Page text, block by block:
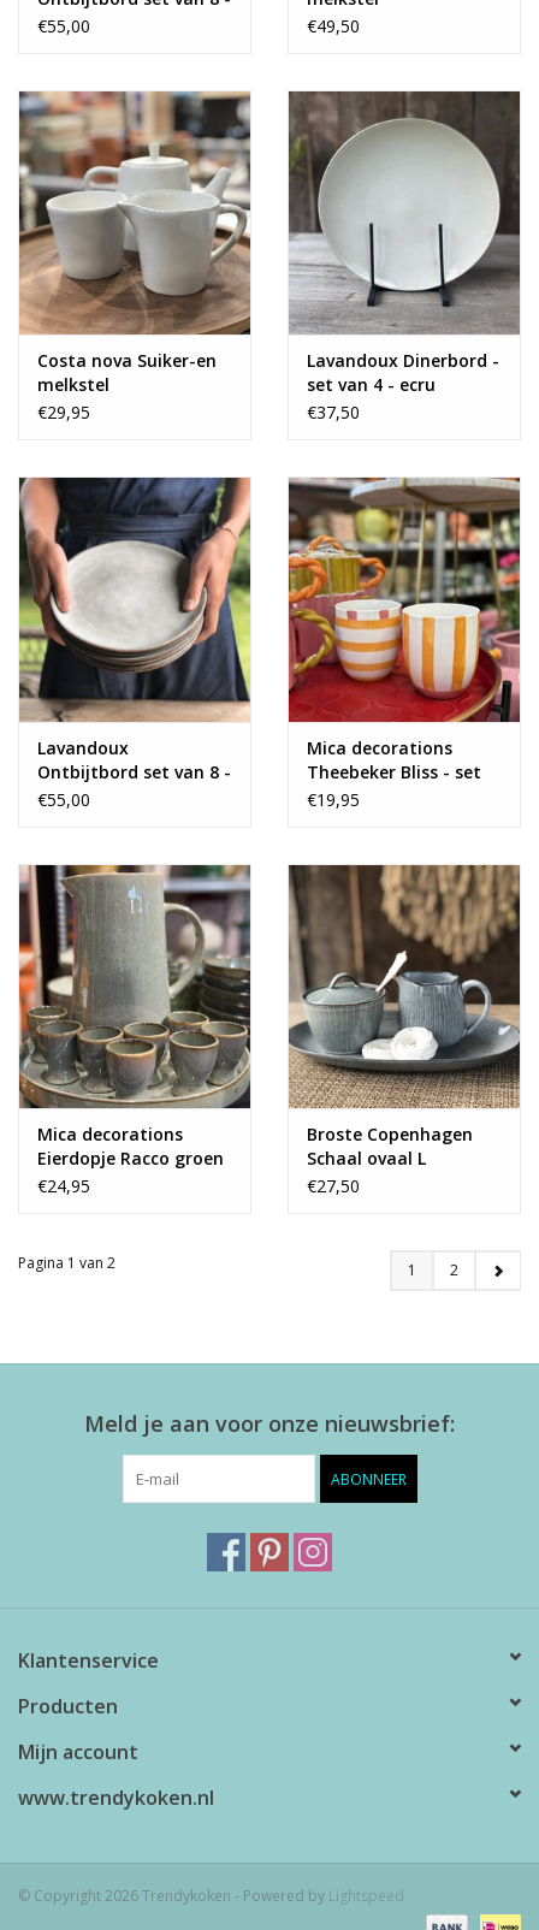
grijs
€55,00
€49,50
Costa nova Suiker-en
melkstel
€29,95
Lavandoux Dinerbord -
set van 4 - ecru
€37,50
Lavandoux
Ontbijtbord set van 8 -
grijs groen
€55,00
Mica decorations
Theebeker Bliss - set
van 2
€19,95
Mica decorations
Eierdopje Racco groen
- set van 6
€24,95
Broste Copenhagen
Schaal ovaal L
€27,50
Pagina 1 van 2 1 2
Meld je aan voor onze nieuwsbrief:
ABONNEER
Klantenservice
Producten
Mijn account
www.trendykoken.nl
© Copyright 2026 Trendykoken - Powered by Lightspeed